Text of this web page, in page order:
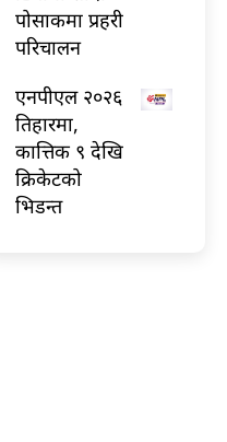
पोसाकमा प्रहरी
परिचालन
एनपीएल २०२६
तिहारमा,
कात्तिक ९ देखि
क्रिकेटको
भिडन्त